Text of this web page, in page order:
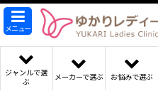
メニュー
ジャンルで選
ぶ
メーカーで選ぶ お悩みで選ぶ